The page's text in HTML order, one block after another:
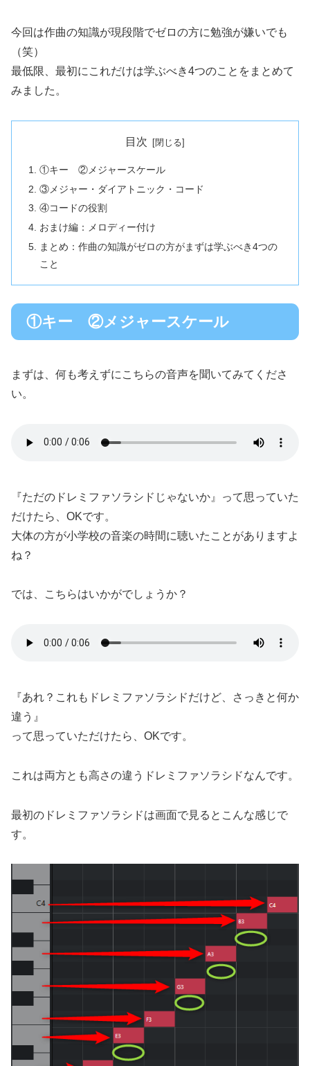
今回は作曲の知識が現段階でゼロの方に勉強が嫌いでも
（笑）
最低限、最初にこれだけは学ぶべき4つのことをまとめて
みました。
目次
①キー ②メジャースケール
③メジャー・ダイアトニック・コード
④コードの役割
おまけ編：メロディー付け
まとめ：作曲の知識がゼロの方がまずは学ぶべき4つの
こと
①キー ②メジャースケール
まずは、何も考えずにこちらの音声を聞いてみてくださ
い。
『ただのドレミファソラシドじゃないか』って思っていた
だけたら、OKです。
大体の方が小学校の音楽の時間に聴いたことがありますよ
ね？
では、こちらはいかがでしょうか？
『あれ？これもドレミファソラシドだけど、さっきと何か
違う』
って思っていただけたら、OKです。
これは両方とも高さの違うドレミファソラシドなんです。
最初のドレミファソラシドは画面で見るとこんな感じで
す。